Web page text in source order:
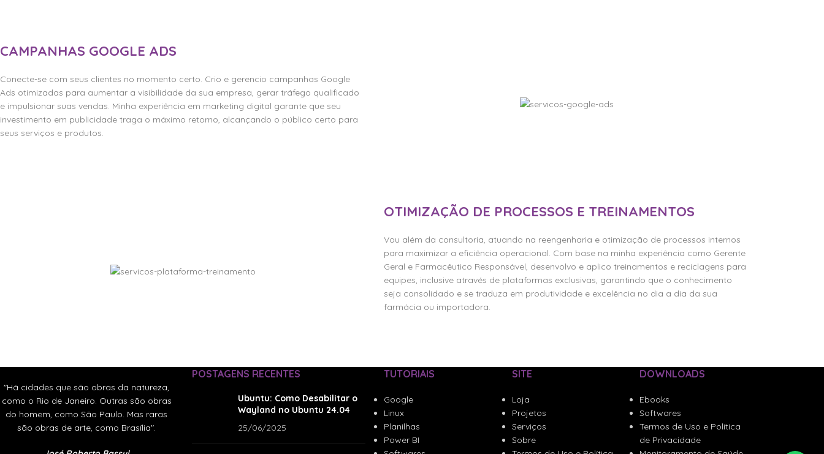
CAMPANHAS GOOGLE ADS
Conecte-se com seus clientes no momento certo. Crio e gerencio campanhas Google
Ads otimizadas para aumentar a visibilidade da sua empresa, gerar tráfego qualificado
e impulsionar suas vendas. Minha experiência em marketing digital garante que seu
investimento em publicidade traga o máximo retorno, alcançando o público certo para
seus serviços e produtos.
OTIMIZAÇÃO DE PROCESSOS E TREINAMENTOS
Vou além da consultoria, atuando na reengenharia e otimização de processos internos
para maximizar a eficiência operacional. Com base na minha experiência como Gerente
Geral e Farmacêutico Responsável, desenvolvo e aplico treinamentos e reciclagens para
equipes, inclusive através de plataformas exclusivas, garantindo que o conhecimento
seja consolidado e se traduza em produtividade e excelência no dia a dia da sua
farmácia ou importadora.
"Há cidades que são obras da natureza,
como o Rio de Janeiro. Outras são obras
do homem, como São Paulo. Mas raras
são obras de arte, como Brasília".
POSTAGENS RECENTES
Ubuntu: Como Desabilitar o
Wayland no Ubuntu 24.04
25/06/2025
TUTORIAIS
Google
Linux
Planilhas
Power BI
SITE
Loja
Projetos
Serviços
Sobre
DOWNLOADS
Ebooks
Softwares
Termos de Uso e Política
de Privacidade